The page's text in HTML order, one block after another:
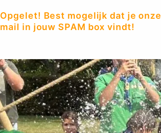
Opgelet! Best mogelijk dat je onze
mail in jouw SPAM box vindt!